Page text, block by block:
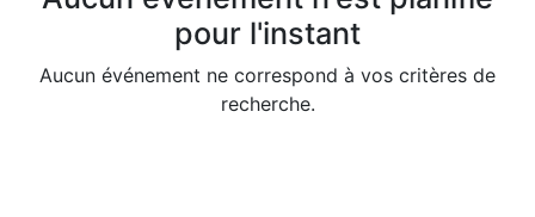
pour l'instant
Aucun événement ne correspond à vos critères de
recherche.